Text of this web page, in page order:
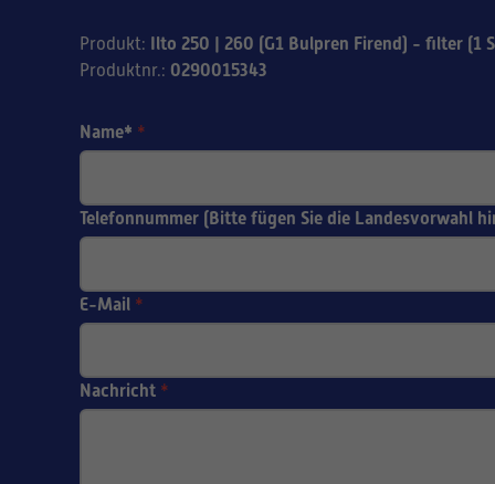
Produkt: Ilto 250 | 260 (G1 Bulpren Firend) - filter (1
Produktnr.: 0290015343
Name* *
Telefonnummer (Bitte fügen Sie die Landesvorwahl
E-Mail *
Nachricht *